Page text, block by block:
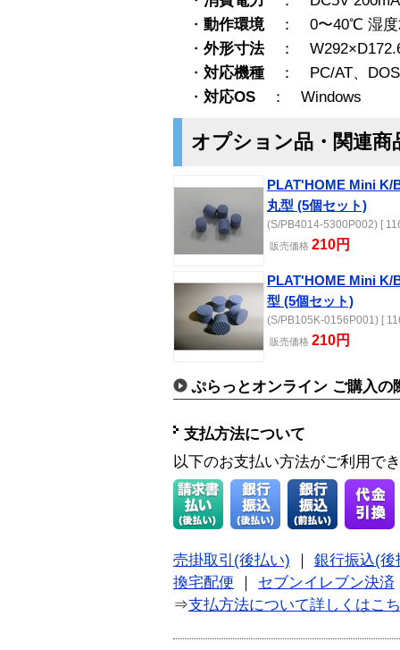
・ 動作環境： 0〜40℃ 湿度
・ 外形寸法：
・ 対応機種 ： PC/AT、
・ 対応OS ： Windows
オプション品・関連商
PLAT'HOME Mini K/
丸型 (5個セット)
(S/PB4014-5300P002) [
販売価格 210円
PLAT'HOME Mini K/
型 (5個セット)
(S/PB105K-0156P001) [
販売価格 210円
ぷらっとオンライン ご購入の
支払方法について
以下のお支払い方法がご利用で
売掛取引(後払い)
銀行振込(後
換宅配便
セブンイレブン決済
⇒支払方法について詳しくはこ